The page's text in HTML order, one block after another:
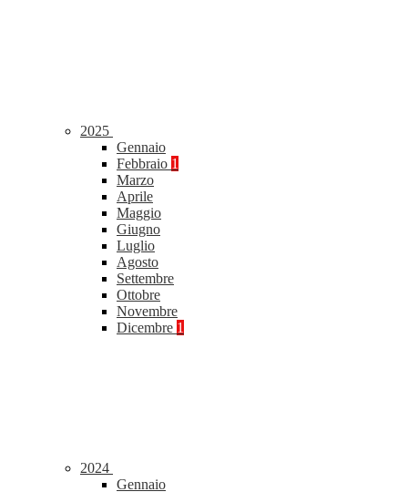
2025
Gennaio
Febbraio 1
Marzo
Aprile
Maggio
Giugno
Luglio
Agosto
Settembre
Ottobre
Novembre
Dicembre 1
2024
Gennaio